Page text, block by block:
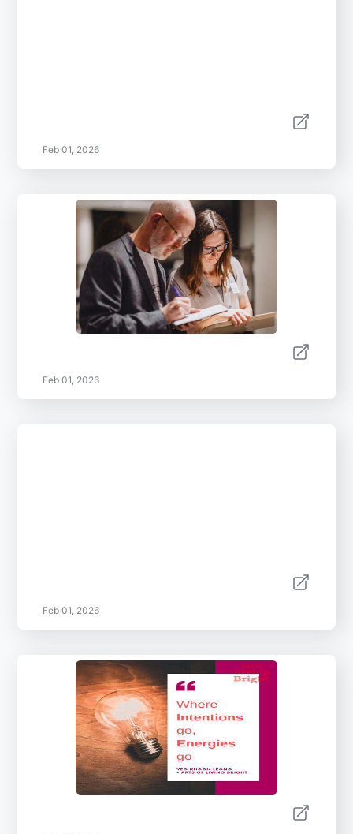
Feb 01, 2026
Feb 01, 2026
Feb 01, 2026